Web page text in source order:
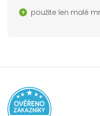
použite len malé